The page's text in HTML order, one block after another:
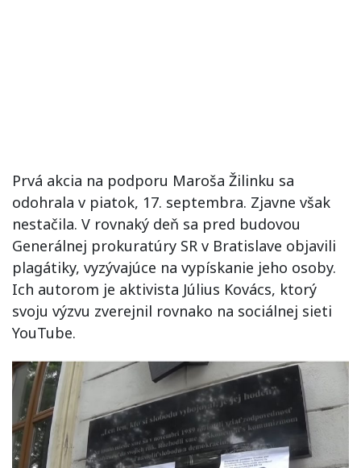
Prvá akcia na podporu Maroša Žilinku sa
odohrala v piatok, 17. septembra. Zjavne však
nestačila. V rovnaký deň sa pred budovou
Generálnej prokuratúry SR v Bratislave objavili
plagátiky, vyzývajúce na vypískanie jeho osoby.
Ich autorom je aktivista Július Kovács, ktorý
svoju výzvu zverejnil rovnako na sociálnej sieti
YouTube.